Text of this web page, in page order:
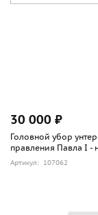
30 000 ₽
Головной убор
правления Павла I -
Артикул: 107062